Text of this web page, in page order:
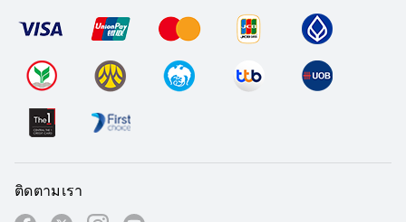
ติดตามเรา